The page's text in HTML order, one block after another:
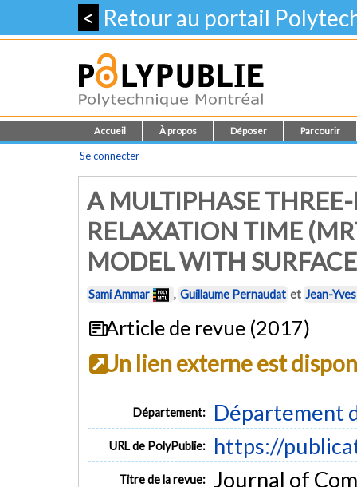
< Retour au portail
Accueil À propos Déposer Parcourir
Se connecter
A MULTIPHASE
RELAXATION TIME
MODEL WITH
Sami Ammar , Guillaume Pernaudat et Jean-
Article de revue (2017)
Un lien externe est
Département: Département
URL de PolyPublie: https://
Titre de la revue: Journal of